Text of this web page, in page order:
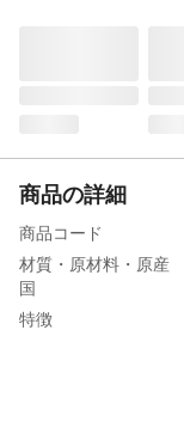
商品の詳細
商品コード
材質・原材料・原産
国
特徴